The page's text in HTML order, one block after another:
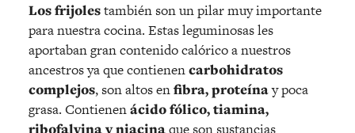
Los frijolestambién son un pilar muy importante
para nuestra cocina. Estas leguminosas les
aportaban gran contenido calórico a nuestros
ancestros ya que contienencarbohidratos
complejos, son altos enfibra, proteínay poca
grasa. Contienenácido fólico, tiamina,
ribofalvina y niacinaque son sustancias